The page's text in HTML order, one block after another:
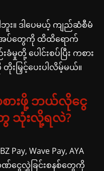
း။ ဒါပေမယ့် ကျည်ဆံစီမံ
ါ-အပ်တွေကို ထိထိရောက်
တို့ ပေါင်းစပ်ပြီး ကစား
မြှင့်ပေးပါလိမ့်မယ်။
စားဖို့ ဘယ်လိုငွေ
ေ သုံးလို့ရလဲ?
Pay, Wave Pay, AYA
ဏ်ငွေလွှဲခြင်းစနစ်တွေကို